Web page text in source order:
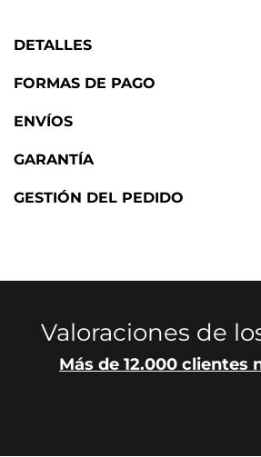
DETALLES
FORMAS DE PAGO
ENVÍOS
GARANTÍA
GESTIÓN DEL PEDIDO
Valoraciones de
Más de 12.000 clientes